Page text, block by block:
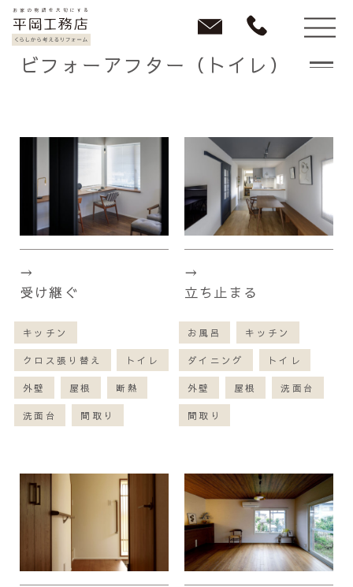
ビフォーアフター（トイレ）
受け継ぐ
キッチン
クロス張り替え トイレ
外壁 屋根 断熱
洗面台 間取り
立ち止まる
お風呂 キッチン
ダイニング トイレ
外壁 屋根 洗面台
間取り